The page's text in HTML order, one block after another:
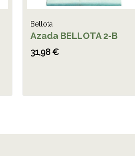
Bellota
Azada BELLOTA 2-B
31,98 €